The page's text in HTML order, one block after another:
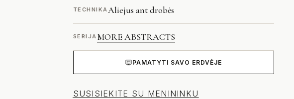
TECHNIKAAliejus ant drobės
SERIJA MORE ABSTRACTS
PAMATYTI SAVO ERDVĖJE
SUSISIEKITE SU MENININKU